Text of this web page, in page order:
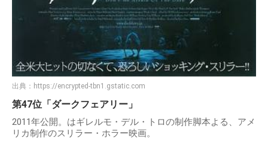
出典： https://encrypted-tbn1.gstatic.com
第47位「ダークフェアリー」
2011年公開。はギレルモ・デル・トロの制作脚本よる、アメ
リカ制作のスリラー・ホラー映画。